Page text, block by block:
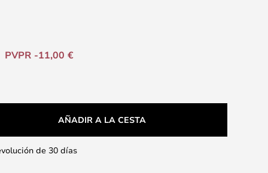
PVPR -11,00 €
AÑADIR A LA CESTA
de 30 días